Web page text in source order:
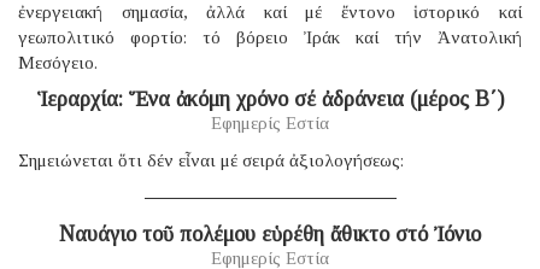
ἐνεργειακή σημασία, ἀλλά καί μέ ἔντονο ἱστορικό καί
γεωπολιτικό φορτίο: τό βόρειο Ἰράκ καί τήν Ἀνατολική
Μεσόγειο.
Ἱεραρχία: Ἕνα ἀκόμη χρόνο σέ ἀδράνεια (μέρος B΄)
Εφημερίς Εστία
Σημειώνεται ὅτι δέν εἶναι μέ σειρά ἀξιολογήσεως:
Ναυάγιο τοῦ πολέμου εὑρέθη ἄθικτο στό Ἰόνιο
Εφημερίς Εστία